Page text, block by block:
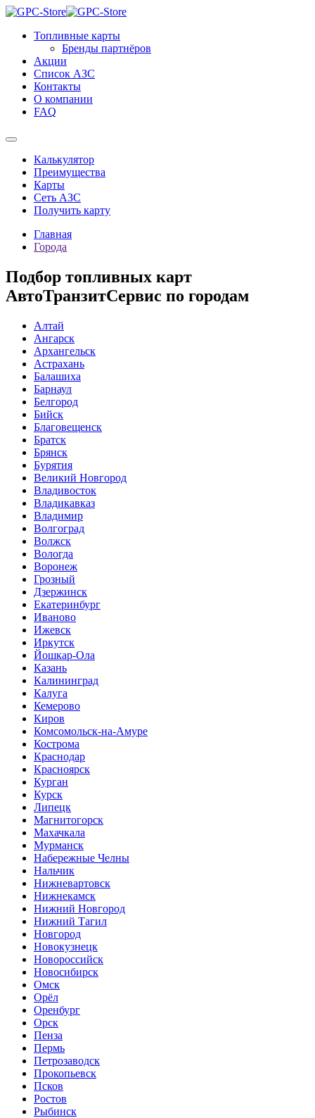
Топливные карты
Бренды партнёров
Акции
Список АЗС
Контакты
О компании
FAQ
Калькулятор
Преимущества
Карты
Сеть АЗС
Получить карту
Главная
Города
Подбор топливных карт
АвтоТранзитСервис по городам
Алтай
Ангарск
Архангельск
Астрахань
Балашиха
Барнаул
Белгород
Бийск
Благовещенск
Братск
Брянск
Бурятия
Великий Новгород
Владивосток
Владикавказ
Владимир
Волгоград
Волжск
Вологда
Воронеж
Грозный
Дзержинск
Екатеринбург
Иваново
Ижевск
Иркутск
Йошкар-Ола
Казань
Калининград
Калуга
Кемерово
Киров
Комсомольск-на-Амуре
Кострома
Краснодар
Красноярск
Курган
Курск
Липецк
Магнитогорск
Махачкала
Мурманск
Набережные Челны
Нальчик
Нижневартовск
Нижнекамск
Нижний Новгород
Нижний Тагил
Новгород
Новокузнецк
Новороссийск
Новосибирск
Омск
Орёл
Оренбург
Орск
Пенза
Пермь
Петрозаводск
Прокопьевск
Псков
Ростов
Рыбинск